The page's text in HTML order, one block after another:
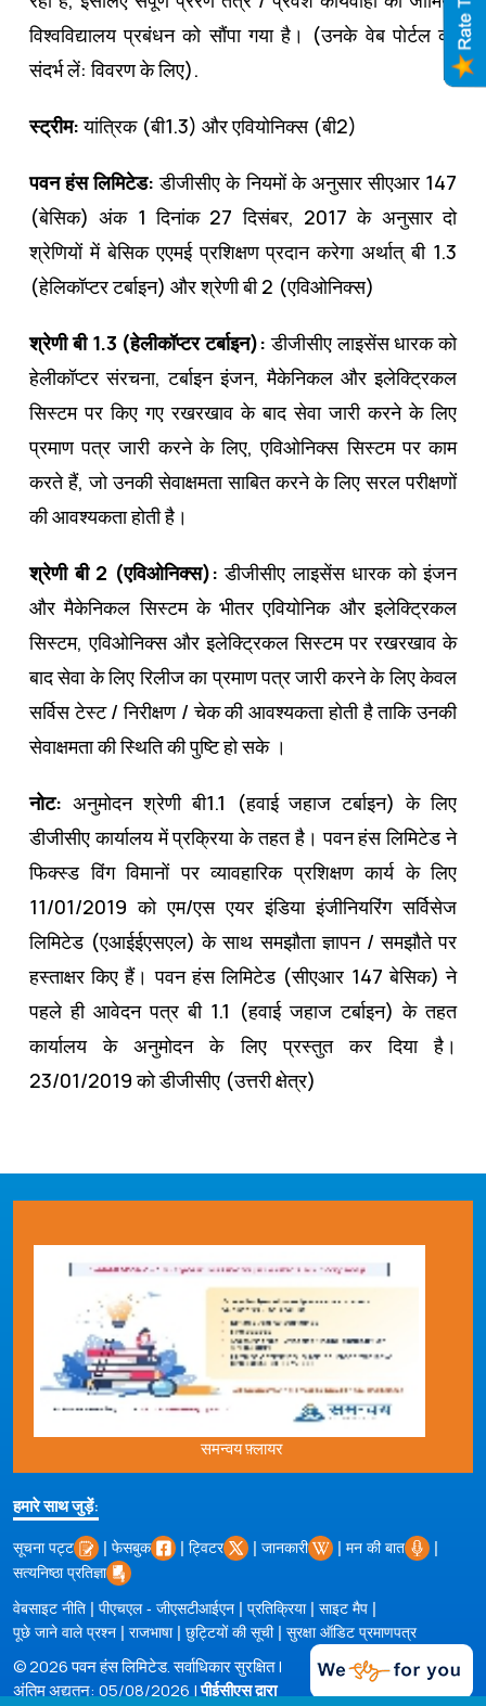
विश्वविद्यालय प्रबंधन को सौंपा गया है। (उनके वेब पोर्टल का
संदर्भ लें: विवरण के लिए).
स्ट्रीम:यांत्रिक (बी1.3) और एवियोनिक्स (बी2)
पवन हंस लिमिटेड:डीजीसीए के नियमों के अनुसार सीएआर 147
(बेसिक) अंक 1 दिनांक 27 दिसंबर, 2017 के अनुसार दो
श्रेणियों में बेसिक एएमई प्रशिक्षण प्रदान करेगा अर्थात् बी 1.3
(हेलिकॉप्टर टर्बाइन) और श्रेणी बी 2 (एविओनिक्स)
श्रेणी बी 1.3 (हेलीकॉप्टर टर्बाइन): डीजीसीए लाइसेंस धारक को
हेलीकॉप्टर संरचना, टर्बाइन इंजन, मैकेनिकल और इलेक्ट्रिकल
सिस्टम पर किए गए रखरखाव के बाद सेवा जारी करने के लिए
प्रमाण पत्र जारी करने के लिए, एविओनिक्स सिस्टम पर काम
करते हैं, जो उनकी सेवाक्षमता साबित करने के लिए सरल परीक्षणों
की आवश्यकता होती है।
श्रेणी बी 2 (एविओनिक्स): डीजीसीए लाइसेंस धारक को इंजन
और मैकेनिकल सिस्टम के भीतर एवियोनिक और इलेक्ट्रिकल
सिस्टम, एविओनिक्स और इलेक्ट्रिकल सिस्टम पर रखरखाव के
बाद सेवा के लिए रिलीज का प्रमाण पत्र जारी करने के लिए केवल
सर्विस टेस्ट / निरीक्षण / चेक की आवश्यकता होती है ताकि उनकी
सेवाक्षमता की स्थिति की पुष्टि हो सके ।
नोट: अनुमोदन श्रेणी बी1.1 (हवाई जहाज टर्बाइन) के लिए
डीजीसीए कार्यालय में प्रक्रिया के तहत है। पवन हंस लिमिटेड ने
फिक्स्ड विंग विमानों पर व्यावहारिक प्रशिक्षण कार्य के लिए
11/01/2019 को एम/एस एयर इंडिया इंजीनियरिंग सर्विसेज
लिमिटेड (एआईईएसएल) के साथ समझौता ज्ञापन / समझौते पर
हस्ताक्षर किए हैं। पवन हंस लिमिटेड (सीएआर 147 बेसिक) ने
पहले ही आवेदन पत्र बी 1.1 (हवाई जहाज टर्बाइन) के तहत
कार्यालय के अनुमोदन के लिए प्रस्तुत कर दिया है।
23/01/2019 को डीजीसीए (उत्तरी क्षेत्र)
समन्वय फ़्लायर
हमारे साथ जुड़ें:
सूचना पट्ट | फेसबुक | ट्विटर | जानकारी | मन की बात |
सत्यनिष्ठा प्रतिज्ञा
वेबसाइट नीति | पीएचएल - जीएसटीआईएन | प्रतिक्रिया| साइट मैप |
पूछे जाने वाले प्रश्न | राजभाषा| छुट्टियों की सूची| सुरक्षा ऑडिट प्रमाणपत्र
© 2026 पवन हंस लिमिटेड. सर्वाधिकार सुरक्षित |
अंतिम अद्यतन: 05/08/2026 |पीईसीएस द्वारा